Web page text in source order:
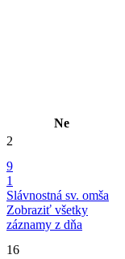
Ne
2
9
1
Slávnostná sv. omša
Zobraziť všetky
záznamy z dňa
16